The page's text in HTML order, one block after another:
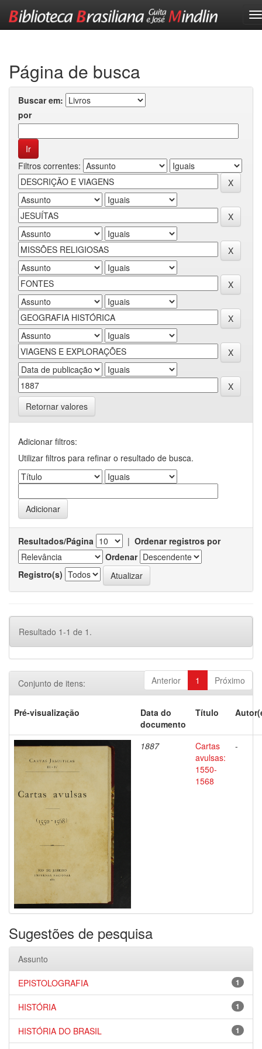
Página de busca
Buscar em:
por
Filtros correntes:
Retornar valores
Adicionar filtros:
Utilizar filtros para refinar o resultado de busca.
Resultados/Página | Ordenar registros por
Ordenar
Registro(s)
Resultado 1-1 de 1.
Anterior 1 Próximo
Conjunto de itens:
Pré-visualização
Data do
documento
Título
1887
Cartas
avulsas:
1550-
1568
-
Sugestões de pesquisa
Assunto
1
EPISTOLOGRAFIA
1
HISTÓRIA
1
HISTÓRIA DO BRASIL